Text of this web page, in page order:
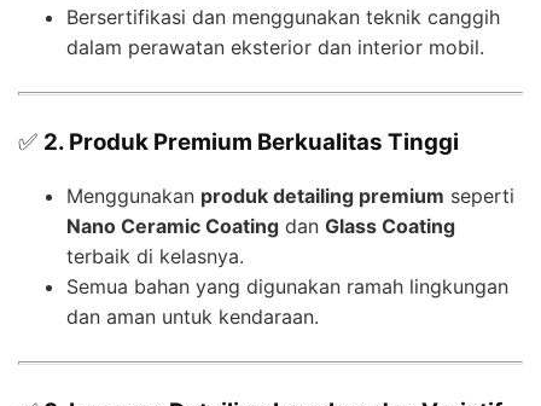
Bersertifikasi dan menggunakan teknik canggih
dalam perawatan eksterior dan interior mobil.
✅ 2. Produk Premium Berkualitas Tinggi
Menggunakan produk detailing premium seperti
Nano Ceramic Coating dan Glass Coating
terbaik di kelasnya.
Semua bahan yang digunakan ramah lingkungan
dan aman untuk kendaraan.